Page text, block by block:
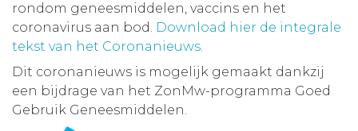
rondom geneesmiddelen, vaccins en het
coronavirus aan bod. Download hier de integrale
tekst van het Coronanieuws.
Dit coronanieuws is mogelijk gemaakt dankzij
een bijdrage van het ZonMw-programma Goed
Gebruik Geneesmiddelen.